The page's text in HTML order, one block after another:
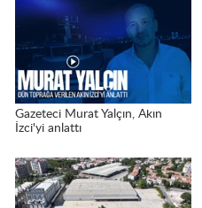
Gazeteci Murat Yalçın, Akın
İzci'yi anlattı